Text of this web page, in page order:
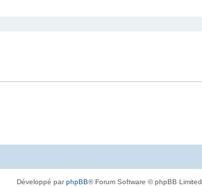
Développé parphpBB® Forum Software © phpBB Limited